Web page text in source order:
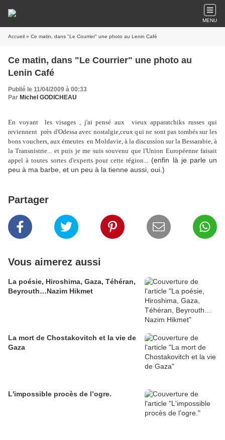
MENU
Accueil » Ce matin, dans "Le Courrier" une photo au Lenin Café
Ce matin, dans "Le Courrier" une photo au
Lenin Café
Publié le 11/04/2009 à 00:33
Par Michel GODICHEAU
En voyant les visages , j'ai pensé aux vieux apparatchiks russes qui
reviennent près d'Odessa avec nostalgie,ceux qui ne sont pas tombés sur les
bons vouchers, aux émeutes en Moldavie, à la discussion sur la Bessarabie, à
la Transnistrie... et puis je me suis souvenu que l'Union Européenne faisait
appel à toutes sortes d'experts pour cette région... (enfin là je parle un
peu à ma barbe, et un peu à la tienne aussi, oui.)
Partager
Vous aimerez aussi
La poésie, Hiroshima, Gaza, Téhéran,
Beyrouth…Nazim Hikmet
La mort de Chostakovitch et la vie de
Gaza
L'impossible procès de l’ogre.